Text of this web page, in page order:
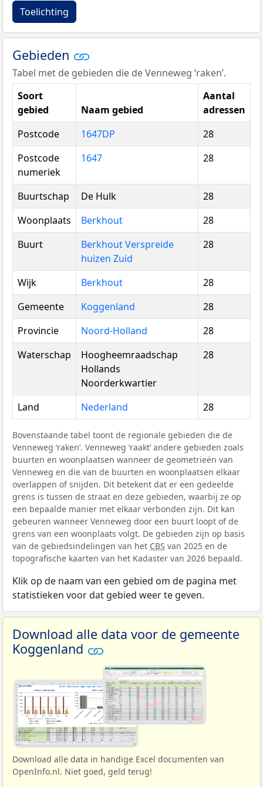
Toelichting
Gebieden
Tabel met de gebieden die de Venneweg ‘raken’.
Soort
gebied
Naam gebied
Aantal
adressen
Postcode
1647DP
28
Postcode
numeriek
1647 28
Buurtschap De Hulk
28
Woonplaats
Berkhout
28
Buurt
Berkhout Verspreide
huizen Zuid
28
Wijk Berkhout
28
Gemeente
Koggenland
28
Provincie
Noord-Holland
28
Waterschap
Hoogheemraadschap
Hollands
Noorderkwartier
28
Land Nederland 28
Bovenstaande tabel toont de regionale gebieden die de
Venneweg ‘raken’. Venneweg ‘raakt’ andere gebieden zoals
buurten en woonplaatsen wanneer de geometrieën van
Venneweg en die van de buurten en woonplaatsen elkaar
overlappen of snijden. Dit betekent dat er een gedeelde
grens is tussen de straat en deze gebieden, waarbij ze op
een bepaalde manier met elkaar verbonden zijn. Dit kan
gebeuren wanneer Venneweg door een buurt loopt of de
grens van een woonplaats volgt. De gebieden zijn op basis
van de gebiedsindelingen van het CBS van 2025 en de
topografische kaarten van het Kadaster van 2026 bepaald.
Klik op de naam van een gebied om de pagina met
statistieken voor dat gebied weer te geven.
Download alle data voor de gemeente
Koggenland
Download alle data in handige Excel documenten van
OpenInfo.nl. Niet goed, geld terug!